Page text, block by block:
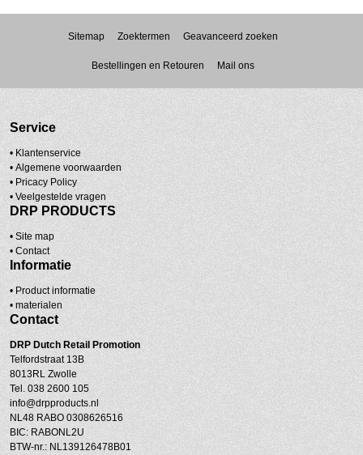
Sitemap Zoektermen Geavanceerd zoeken
Bestellingen en Retouren Mail ons
Service
• Klantenservice
• Algemene voorwaarden
• Pricacy Policy
• Veelgestelde vragen
DRP PRODUCTS
• Site map
• Contact
Informatie
• Product informatie
• materialen
Contact
DRP Dutch Retail Promotion
Telfordstraat 13B
8013RL Zwolle
Tel. 038 2600 105
info@drpproducts.nl
NL48 RABO 0308626516
BIC: RABONL2U
BTW-nr.: NL139126478B01